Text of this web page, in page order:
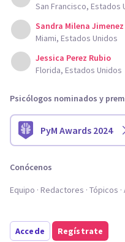
San Francisco, Estados
Sandra Milena
Miami, Estados Unidos
Jessica Perez Rubio
Florida, Estados Unidos
Psicólogos nominados y
PyM Awards 2024
Conócenos
Equipo Redactores Tópicos
Accede Regístrate